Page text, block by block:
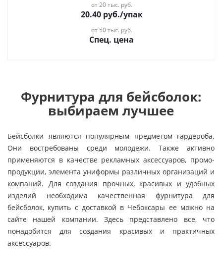
от 20 тыс. руб.
20.40руб./упак
от 50 тыс. руб.
Спец. цена
Фурнитура для бейсболок:
выбираем лучшее
Бейсболки являются популярным предметом гардероба.
Они востребованы среди молодежи. Также активно
применяются в качестве рекламных аксессуаров, промо-
продукции, элемента униформы различных организаций и
компаний. Для создания прочных, красивых и удобных
изделий необходима качественная фурнитура для
бейсболок, купить с доставкой в Чебоксары ее можно на
сайте нашей компании. Здесь представлено все, что
понадобится для создания красивых и практичных
аксессуаров.